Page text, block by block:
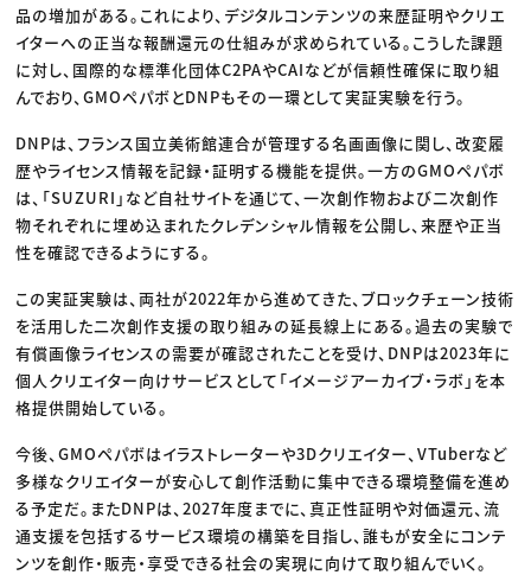
品の増加がある。これにより、デジタルコンテンツの来歴証明やクリエ
イターへの正当な報酬還元の仕組みが求められている。こうした課題
に対し、国際的な標準化団体C2PAやCAIなどが信頼性確保に取り組
んでおり、GMOペパボとDNPもその一環として実証実験を行う。
DNPは、フランス国立美術館連合が管理する名画画像に関し、改変履
歴やライセンス情報を記録・証明する機能を提供。一方のGMOペパボ
は、「SUZURI」など自社サイトを通じて、一次創作物および二次創作
物それぞれに埋め込まれたクレデンシャル情報を公開し、来歴や正当
性を確認できるようにする。
この実証実験は、両社が2022年から進めてきた、ブロックチェーン技術
を活用した二次創作支援の取り組みの延長線上にある。過去の実験で
有償画像ライセンスの需要が確認されたことを受け、DNPは2023年に
個人クリエイター向けサービスとして「イメージアーカイブ・ラボ」を本
格提供開始している。
今後、GMOペパボはイラストレーターや3Dクリエイター、VTuberなど
多様なクリエイターが安心して創作活動に集中できる環境整備を進め
る予定だ。またDNPは、2027年度までに、真正性証明や対価還元、流
通支援を包括するサービス環境の構築を目指し、誰もが安全にコンテ
ンツを創作・販売・享受できる社会の実現に向けて取り組んでいく。